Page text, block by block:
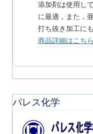
添加剤は使用し
に最適，また，
打ち抜き加工に
商品詳細はこち
パレス化学